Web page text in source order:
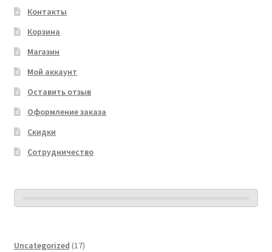
Контакты
Корзина
Магазин
Мой аккаунт
Оставить отзыв
Оформление заказа
Скидки
Сотрудничество
Uncategorized 1717